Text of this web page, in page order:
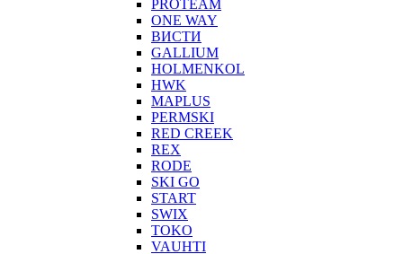
PROTEAM
ONE WAY
ВИСТИ
GALLIUM
HOLMENKOL
HWK
MAPLUS
PERMSKI
RED CREEK
REX
RODE
SKI GO
START
SWIX
TOKO
VAUHTI